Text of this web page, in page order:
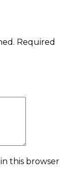
Required
this browser